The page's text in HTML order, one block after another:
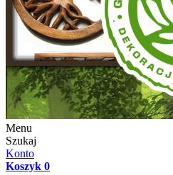
Menu
Szukaj
Konto
Koszyk 0